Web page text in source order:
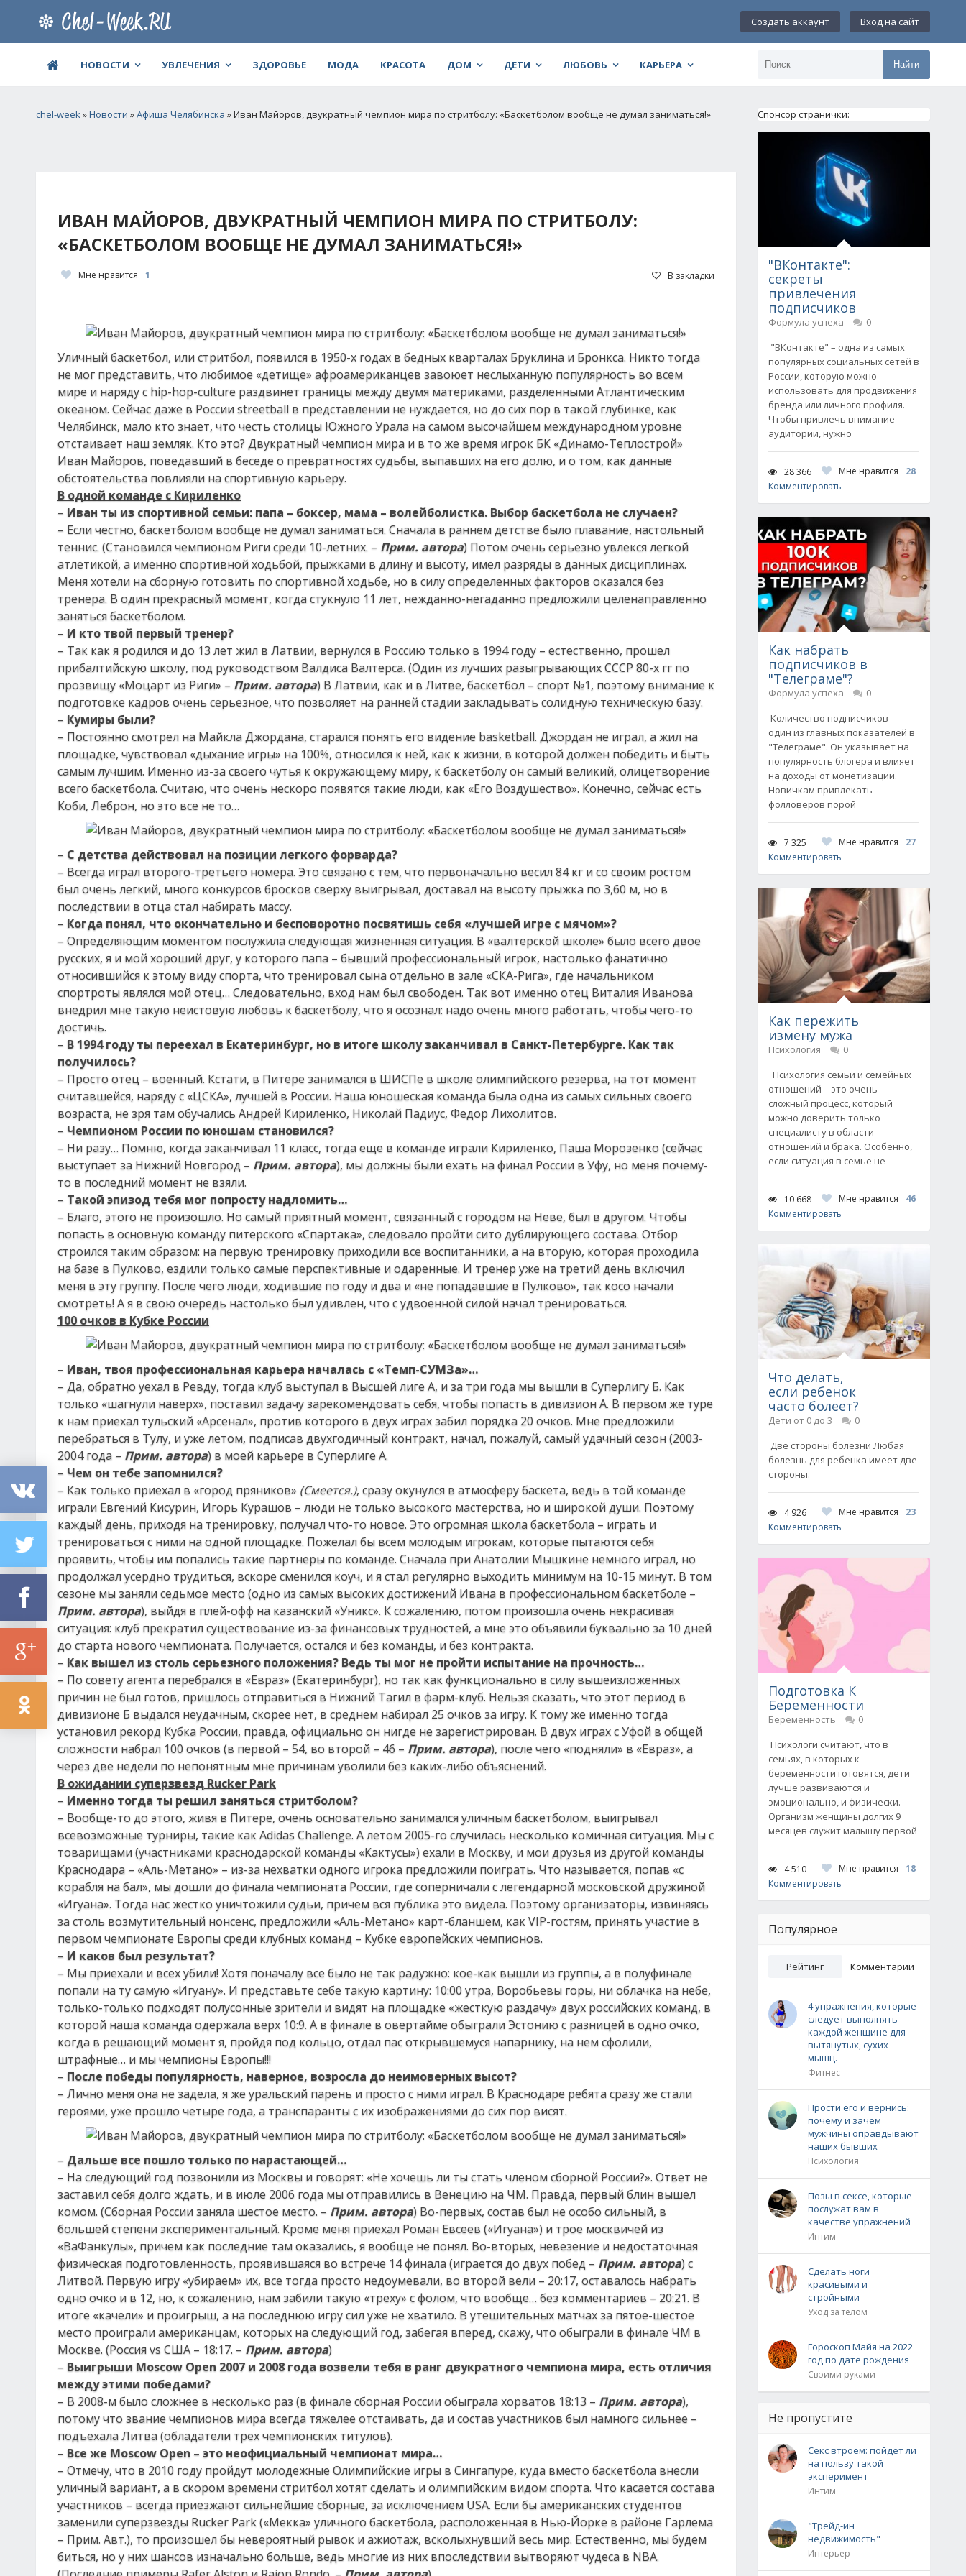
Создать аккаунт Вход на сайт
НОВОСТИ УВЛЕЧЕНИЯ ЗДОРОВЬЕ МОДА КРАСОТА ДОМ ДЕТИ ЛЮБОВЬ КАРЬЕРА Найти
chel-week»Новости »Афиша Челябинска » Иван Майоров, двукратный чемпион мира по стритболу: «Баскетболом вообще не думал заниматься!»
ИВАН МАЙОРОВ, ДВУКРАТНЫЙ ЧЕМПИОН МИРА ПО СТРИТБОЛУ:
«БАСКЕТБОЛОМ ВООБЩЕ НЕ ДУМАЛ ЗАНИМАТЬСЯ!»
Мне нравится 1 В закладки
Уличный баскетбол, или стритбол, появился в 1950-х годах в бедных кварталах Бруклина и Бронкса. Никто тогда
не мог представить, что любимое «детище» афроамериканцев завоюет неслыханную популярность во всем
мире и наряду с hip-hop-culture раздвинет границы между двумя материками, разделенными Атлантическим
океаном. Сейчас даже в России streetball в представлении не нуждается, но до сих пор в такой глубинке, как
Челябинск, мало кто знает, что честь столицы Южного Урала на самом высочайшем международном уровне
отстаивает наш земляк. Кто это? Двукратный чемпион мира и в то же время игрок БК «Динамо-Теплострой»
Иван Майоров, поведавший в беседе о превратностях судьбы, выпавших на его долю, и о том, как данные
обстоятельства повлияли на спортивную карьеру.
В одной команде с Кириленко
– Иван ты из спортивной семьи: папа – боксер, мама – волейболистка. Выбор баскетбола не случаен?
– Если честно, баскетболом вообще не думал заниматься. Сначала в раннем детстве было плавание, настольный
теннис. (Становился чемпионом Риги среди 10-летних. – Прим. автора) Потом очень серьезно увлекся легкой
атлетикой, а именно спортивной ходьбой, прыжками в длину и высоту, имел разряды в данных дисциплинах.
Меня хотели на сборную готовить по спортивной ходьбе, но в силу определенных факторов оказался без
тренера. В один прекрасный момент, когда стукнуло 11 лет, нежданно-негаданно предложили целенаправленно
заняться баскетболом.
– И кто твой первый тренер?
– Так как я родился и до 13 лет жил в Латвии, вернулся в Россию только в 1994 году – естественно, прошел
прибалтийскую школу, под руководством Валдиса Валтерса. (Один из лучших разыгрывающих СССР 80-х гг по
прозвищу «Моцарт из Риги» – Прим. автора) В Латвии, как и в Литве, баскетбол – спорт №1, поэтому внимание к
подготовке кадров очень серьезное, что позволяет на ранней стадии закладывать солидную техническую базу.
– Кумиры были?
– Постоянно смотрел на Майкла Джордана, старался понять его видение basketball. Джордан не играл, а жил на
площадке, чувствовал «дыхание игры» на 100%, относился к ней, как к жизни, в которой должен победить и быть
самым лучшим. Именно из-за своего чутья к окружающему миру, к баскетболу он самый великий, олицетворение
всего баскетбола. Считаю, что очень нескоро появятся такие люди, как «Его Воздушество». Конечно, сейчас есть
Коби, Леброн, но это все не то…
– С детства действовал на позиции легкого форварда?
– Всегда играл второго-третьего номера. Это связано с тем, что первоначально весил 84 кг и со своим ростом
был очень легкий, много конкурсов бросков сверху выигрывал, доставал на высоту прыжка по 3,60 м, но в
последствии в отца стал набирать массу.
– Когда понял, что окончательно и бесповоротно посвятишь себя «лучшей игре с мячом»?
– Определяющим моментом послужила следующая жизненная ситуация. В «валтерской школе» было всего двое
русских, я и мой хороший друг, у которого папа – бывший профессиональный игрок, настолько фанатично
относившийся к этому виду спорта, что тренировал сына отдельно в зале «СКА-Рига», где начальником
спортроты являлся мой отец… Следовательно, вход нам был свободен. Так вот именно отец Виталия Иванова
внедрил мне такую неистовую любовь к баскетболу, что я осознал: надо очень много работать, чтобы чего-то
достичь.
– В 1994 году ты переехал в Екатеринбург, но в итоге школу заканчивал в Санкт-Петербурге. Как так
получилось?
– Просто отец – военный. Кстати, в Питере занимался в ШИСПе в школе олимпийского резерва, на тот момент
считавшейся, наряду с «ЦСКА», лучшей в России. Наша юношеская команда была одна из самых сильных своего
возраста, не зря там обучались Андрей Кириленко, Николай Падиус, Федор Лихолитов.
– Чемпионом России по юношам становился?
– Ни разу… Помню, когда заканчивал 11 класс, тогда еще в команде играли Кириленко, Паша Морозенко (сейчас
выступает за Нижний Новгород – Прим. автора), мы должны были ехать на финал России в Уфу, но меня почему-
то в последний момент не взяли.
– Такой эпизод тебя мог попросту надломить…
– Благо, этого не произошло. Но самый приятный момент, связанный с городом на Неве, был в другом. Чтобы
попасть в основную команду питерского «Спартака», следовало пройти сито дублирующего состава. Отбор
строился таким образом: на первую тренировку приходили все воспитанники, а на вторую, которая проходила
на базе в Пулково, ездили только самые перспективные и одаренные. И тренер уже на третий день включил
меня в эту группу. После чего люди, ходившие по году и два и «не попадавшие в Пулково», так косо начали
смотреть! А я в свою очередь настолько был удивлен, что с удвоенной силой начал тренироваться.
100 очков в Кубке России
– Иван, твоя профессиональная карьера началась с «Темп-СУМЗа»…
– Да, обратно уехал в Ревду, тогда клуб выступал в Высшей лиге А, и за три года мы вышли в Суперлигу Б. Как
только «шагнули наверх», поставил задачу зарекомендовать себя, чтобы попасть в дивизион А. В первом же туре
к нам приехал тульский «Арсенал», против которого в двух играх забил порядка 20 очков. Мне предложили
перебраться в Тулу, и уже летом, подписав двухгодичный контракт, начал, пожалуй, самый удачный сезон (2003-
2004 года – Прим. автора) в моей карьере в Суперлиге А.
– Чем он тебе запомнился?
– Как только приехал в «город пряников» (Смеется.), сразу окунулся в атмосферу баскета, ведь в той команде
играли Евгений Кисурин, Игорь Курашов – люди не только высокого мастерства, но и широкой души. Поэтому
каждый день, приходя на тренировку, получал что-то новое. Это огромная школа баскетбола – играть и
тренироваться с ними на одной площадке. Пожелал бы всем молодым игрокам, которые пытаются себя
проявить, чтобы им попались такие партнеры по команде. Сначала при Анатолии Мышкине немного играл, но
продолжал усердно трудиться, вскоре сменился коуч, и я стал регулярно выходить минимум на 10-15 минут. В том
сезоне мы заняли седьмое место (одно из самых высоких достижений Ивана в профессиональном баскетболе –
Прим. автора), выйдя в плей-офф на казанский «Уникс». К сожалению, потом произошла очень некрасивая
ситуация: клуб прекратил существование из-за финансовых трудностей, а мне это объявили буквально за 10 дней
до старта нового чемпионата. Получается, остался и без команды, и без контракта.
– Как вышел из столь серьезного положения? Ведь ты мог не пройти испытание на прочность…
– По совету агента перебрался в «Евраз» (Екатеринбург), но так как функционально в силу вышеизложенных
причин не был готов, пришлось отправиться в Нижний Тагил в фарм-клуб. Нельзя сказать, что этот период в
дивизионе Б выдался неудачным, скорее нет, в среднем набирал 25 очков за игру. К тому же именно тогда
установил рекорд Кубка России, правда, официально он нигде не зарегистрирован. В двух играх с Уфой в общей
сложности набрал 100 очков (в первой – 54, во второй – 46 – Прим. автора), после чего «подняли» в «Евраз», а
через две недели по непонятным мне причинам уволили без каких-либо объяснений.
В ожидании суперзвезд Rucker Park
– Именно тогда ты решил заняться стритболом?
– Вообще-то до этого, живя в Питере, очень основательно занимался уличным баскетболом, выигрывал
всевозможные турниры, такие как Adidas Challenge. А летом 2005-го случилась несколько комичная ситуация. Мы с
товарищами (участниками краснодарской команды «Кактусы») ехали в Москву, и мои друзья из другой команды
Краснодара – «Аль-Метано» – из-за нехватки одного игрока предложили поиграть. Что называется, попав «с
корабля на бал», мы дошли до финала чемпионата России, где соперничали с легендарной московской дружиной
«Игуана». Тогда нас жестко уничтожили судьи, причем вся публика это видела. Поэтому организаторы, извиняясь
за столь возмутительный нонсенс, предложили «Аль-Метано» карт-бланшем, как VIP-гостям, принять участие в
первом чемпионате Европы среди клубных команд – Кубке европейских чемпионов.
– И каков был результат?
– Мы приехали и всех убили! Хотя поначалу все было не так радужно: кое-как вышли из группы, а в полуфинале
попали на ту самую «Игуану». И представьте себе такую картину: 10:00 утра, Воробьевы горы, ни облачка на небе,
только-только подходят полусонные зрители и видят на площадке «жесткую раздачу» двух российских команд, в
которой наша команда одержала верх 10:9. А в финале в овертайме обыграли Эстонию с разницей в одно очко,
когда в решающий момент я, пройдя под кольцо, отдал пас открывшемуся напарнику, на нем сфолили,
штрафные… и мы чемпионы Европы!!!
– После победы популярность, наверное, возросла до неимоверных высот?
– Лично меня она не задела, я же уральский парень и просто с ними играл. В Краснодаре ребята сразу же стали
героями, уже прошло четыре года, а транспаранты с их изображениями до сих пор висят.
– Дальше все пошло только по нарастающей…
– На следующий год позвонили из Москвы и говорят: «Не хочешь ли ты стать членом сборной России?». Ответ не
заставил себя долго ждать, и в июле 2006 года мы отправились в Венецию на ЧМ. Правда, первый блин вышел
комом. (Сборная России заняла шестое место. – Прим. автора) Во-первых, состав был не особо сильный, в
большей степени экспериментальный. Кроме меня приехал Роман Евсеев («Игуана») и трое москвичей из
«ВаФанкулы», причем как последние там оказались, я вообще не понял. Во-вторых, невезение и недостаточная
физическая подготовленность, проявившаяся во встрече 14 финала (играется до двух побед – Прим. автора) с
Литвой. Первую игру «убираем» их, все тогда просто недоумевали, во второй вели – 20:17, оставалось набрать
одно очко и в 12, но, к сожалению, нам забили такую «треху» с фолом, что вообще… без комментариев – 20:21. В
итоге «качели» и проигрыш, а на последнюю игру сил уже не хватило. В утешительных матчах за пятое-шестое
место проиграли американцам, которых на следующий год, забегая вперед, скажу, что обыграли в финале ЧМ в
Москве. (Россия vs США – 18:17. – Прим. автора)
– Выигрыши Moscow Open 2007 и 2008 года возвели тебя в ранг двукратного чемпиона мира, есть отличия
между этими победами?
– В 2008-м было сложнее в несколько раз (в финале сборная России обыграла хорватов 18:13 – Прим. автора),
потому что звание чемпионов мира всегда тяжелее отстаивать, да и состав участников был намного сильнее –
подъехала Литва (обладатели трех чемпионских титулов).
– Все же Moscow Open – это неофициальный чемпионат мира…
– Отмечу, что в 2010 году пройдут молодежные Олимпийские игры в Сингапуре, куда вместо баскетбола внесли
уличный вариант, а в скором времени стритбол хотят сделать и олимпийским видом спорта. Что касается состава
участников – всегда приезжают сильнейшие сборные, за исключением USA. Если бы американских студентов
заменили суперзвезды Rucker Park («Мекка» уличного баскетбола, расположенная в Нью-Йорке в районе Гарлема
– Прим. Авт.), то произошел бы невероятный рывок и ажиотаж, всколыхнувший весь мир. Естественно, мы будем
биться, но у них шансов изначально больше, ведь многие из них впоследствии вытворяют чудеса в NBA.
Спонсор странички:
"ВКонтакте":
секреты
привлечения
подписчиков
Формула успеха
0
"ВКонтакте" – одна из самых
популярных социальных сетей в
России, которую можно
использовать для продвижения
бренда или личного профиля.
Чтобы привлечь внимание
аудитории, нужно
28 366 Мне нравится
28
Комментировать
Как набрать
подписчиков в
"Телеграме"?
Формула успеха
0
Количество подписчиков —
один из главных показателей в
"Телеграме". Он указывает на
популярность блогера и влияет
на доходы от монетизации.
Новичкам привлекать
фолловеров порой
7 325 Мне нравится
27
Комментировать
Как пережить
измену мужа
Психология
0
Психология семьи и семейных
отношений – это очень
сложный процесс, который
можно доверить только
специалисту в области
отношений и брака. Особенно,
если ситуация в семье не
10 668 Мне нравится
46
Комментировать
Что делать,
если ребенок
часто болеет?
Дети от 0 до 3
0
Две стороны болезни Любая
болезнь для ребенка имеет две
стороны.
4 926 Мне нравится
23
Комментировать
Подготовка К
Беременности
Беременность
0
Психологи считают, что в
семьях, в которых к
беременности готовятся, дети
лучше развиваются и
эмоционально, и физически.
Организм женщины долгих 9
месяцев служит малышу первой
4 510 Мне нравится
18
Комментировать
Популярное
Рейтинг Комментарии
4 упражнения, которые
следует выполнять
каждой женщине для
вытянутых, сухих
мышц.
Фитнес
Прости его и вернись:
почему и зачем
мужчины оправдывают
наших бывших
Психология
Позы в сексе, которые
послужат вам в
качестве упражнений
Интим
Сделать ноги
красивыми и
стройными
Уход за телом
Гороскоп Майя на 2022
год по дате рождения
Своими руками
Не пропустите
Секс втроем: пойдет ли
на пользу такой
эксперимент
Интим
"Трейд-ин
недвижимость"
Интерьер